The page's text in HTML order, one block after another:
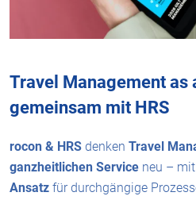
Travel Management as
gemeinsam mit HRS
rocon & HRS denken Travel
ganzheitlichen Service neu –
Ansatz für durchgängige